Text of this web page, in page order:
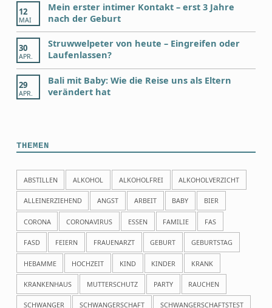
12
MAI
Mein erster intimer Kontakt – erst 3 Jahre
nach der Geburt
30
APR.
Struwwelpeter von heute – Eingreifen oder
Laufenlassen?
29
APR.
Bali mit Baby: Wie die Reise uns als Eltern
verändert hat
THEMEN
ABSTILLEN ALKOHOL ALKOHOLFREI ALKOHOLVERZICHT
ALLEINERZIEHEND ANGST ARBEIT BABY BIER
CORONA CORONAVIRUS ESSEN FAMILIE FAS
FASD FEIERN FRAUENARZT GEBURT GEBURTSTAG
HEBAMME HOCHZEIT KIND KINDER KRANK
KRANKENHAUS MUTTERSCHUTZ PARTY RAUCHEN
SCHWANGER SCHWANGERSCHAFT SCHWANGERSCHAFTSTEST